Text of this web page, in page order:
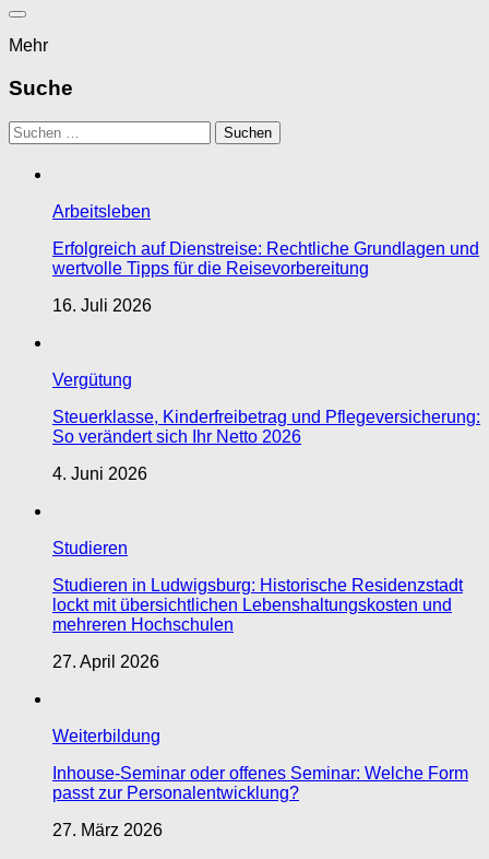
Mehr
Suche
Suchen
nach:
Arbeitsleben
Erfolgreich auf Dienstreise: Rechtliche Grundlagen und
wertvolle Tipps für die Reisevorbereitung
16. Juli 2026
Vergütung
Steuerklasse, Kinderfreibetrag und Pflegeversicherung:
So verändert sich Ihr Netto 2026
4. Juni 2026
Studieren
Studieren in Ludwigsburg: Historische Residenzstadt
lockt mit übersichtlichen Lebenshaltungskosten und
mehreren Hochschulen
27. April 2026
Weiterbildung
Inhouse-Seminar oder offenes Seminar: Welche Form
passt zur Personalentwicklung?
27. März 2026